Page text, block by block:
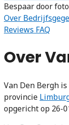
Bespaar door
Over
Reviews FAQ
Over
Van Den Bergh is
provincie
opgericht op 26-